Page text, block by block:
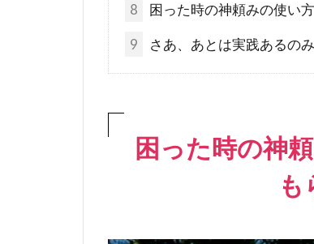
8 困った時の神頼みの使い方
9 さあ、あとは実践あるのみ
困った時の神